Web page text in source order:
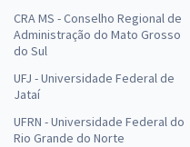
CRA MS - Conselho Regional de
Administração do Mato Grosso
do Sul
UFJ - Universidade Federal de
Jataí
UFRN - Universidade Federal do
Rio Grande do Norte